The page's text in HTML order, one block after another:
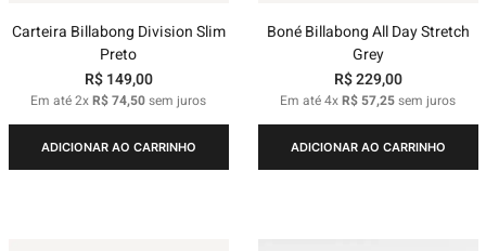
Carteira Billabong Division Slim
Preto
R$ 149,00
Em até2xR$74,50sem juros
ADICIONAR AO CARRINHO
Boné Billabong All Day Stretch
Grey
R$229,00
Em até4xR$ 57,25sem juros
ADICIONAR AO CARRINHO